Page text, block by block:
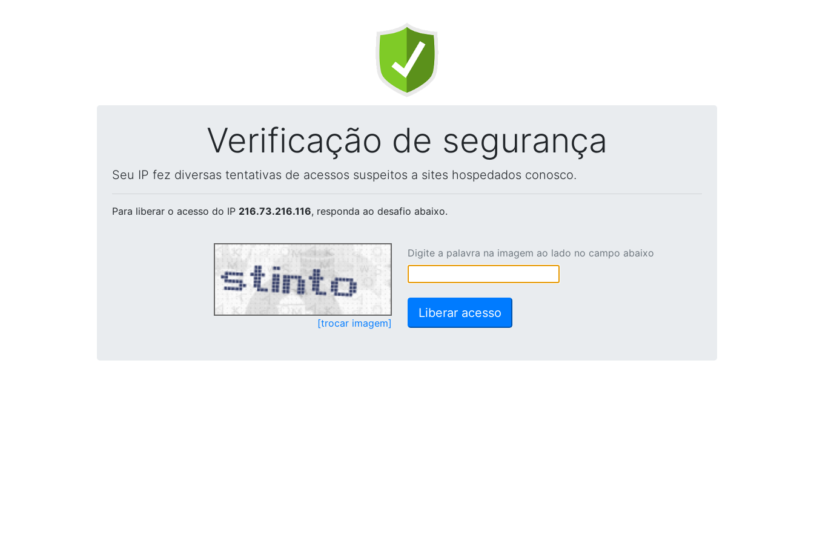
Verificação de segurança
Seu IP fez diversas tentativas de acessos suspeitos a sites hospedados conosco.
Para liberar o acesso do IP 216.73.216.116, responda ao desafio abaixo.
[trocar imagem]
Digite a palavra na imagem ao lado no campo abaixo